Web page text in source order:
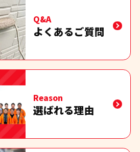
Q&A
よくあるご質問
Reason
選ばれる理由